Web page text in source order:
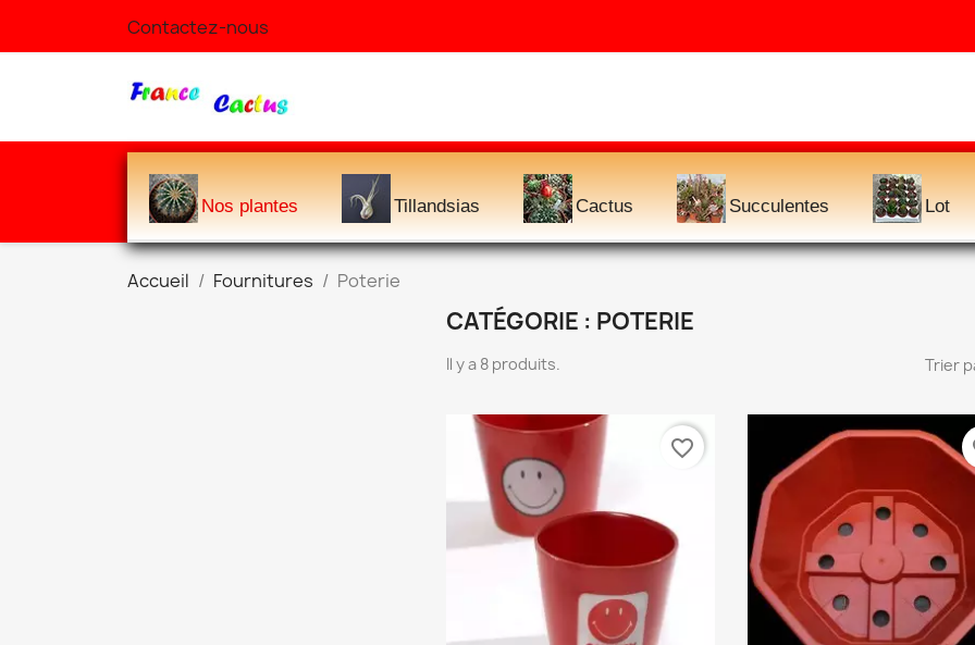
Contactez-nous
Nos plantes Tillandsias Cactus Succulentes Lot
Accueil Fournitures Poterie
CATÉGORIE : POTERIE
Il y a 8 produits. Trier
favorite_border